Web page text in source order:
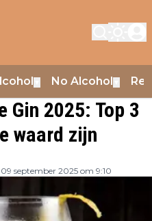
No Alcohol
Gin 2025: Top 3
waard zijn
september 2025 om 9:10